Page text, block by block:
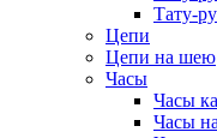
Тату-
Цепи
Цепи на шею
Часы
Часы
Часы